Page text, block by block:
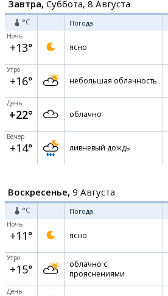
Завтра, Суббота, 8 Августа
°C Погода
Ночь
+13° ясно
Утро
+16° небольшая облачность
День
+22° облачно
Вечер
+14° ливневый дождь
Воскресенье, 9 Августа
°C Погода
Ночь
+11° ясно
Утро
+15°
облачно с
прояснениями
День